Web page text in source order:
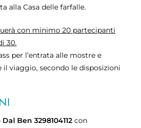
alla Casa delle farfalle.
con minimo 20 partecipanti
30.
per l’entrata alle mostre e
il viaggio, secondo le disposizioni
Dal Ben 3298104112 con